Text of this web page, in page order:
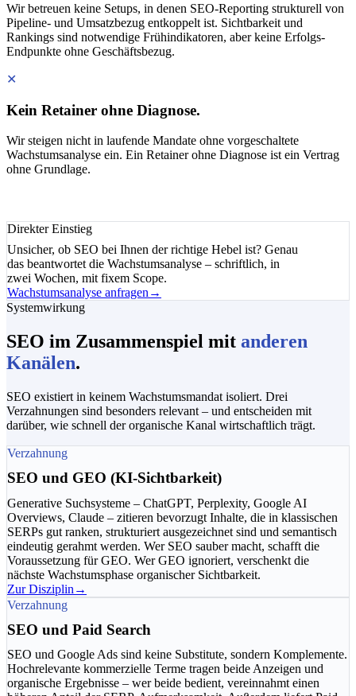
Wir betreuen keine Setups, in denen SEO-Reporting strukturell von
Pipeline- und Umsatzbezug entkoppelt ist. Sichtbarkeit und
Rankings sind notwendige Frühindikatoren, aber keine Erfolgs-
Endpunkte ohne Geschäftsbezug.
✕
Kein Retainer ohne Diagnose.
Wir steigen nicht in laufende Mandate ohne vorgeschaltete
Wachstumsanalyse ein. Ein Retainer ohne Diagnose ist ein Vertrag
ohne Grundlage.
Direkter Einstieg
Unsicher, ob SEO bei Ihnen der richtige Hebel ist? Genau
das beantwortet die Wachstumsanalyse – schriftlich, in
zwei Wochen, mit fixem Scope.
Wachstumsanalyse anfragen→
Systemwirkung
SEO im Zusammenspiel mit anderen
Kanälen.
SEO existiert in keinem Wachstumsmandat isoliert. Drei
Verzahnungen sind besonders relevant – und entscheiden mit
darüber, wie schnell der organische Kanal wirtschaftlich trägt.
Verzahnung
SEO und GEO (KI-Sichtbarkeit)
Generative Suchsysteme – ChatGPT, Perplexity, Google AI
Overviews, Claude – zitieren bevorzugt Inhalte, die in klassischen
SERPs gut ranken, strukturiert ausgezeichnet sind und semantisch
eindeutig gerahmt werden. Wer SEO sauber macht, schafft die
Voraussetzung für GEO. Wer GEO ignoriert, verschenkt die
nächste Wachstumsphase organischer Sichtbarkeit.
Zur Disziplin →
Verzahnung
SEO und Paid Search
SEO und Google Ads sind keine Substitute, sondern Komplemente.
Hochrelevante kommerzielle Terme tragen beide Anzeigen und
organische Ergebnisse – wer beide bedient, vereinnahmt einen